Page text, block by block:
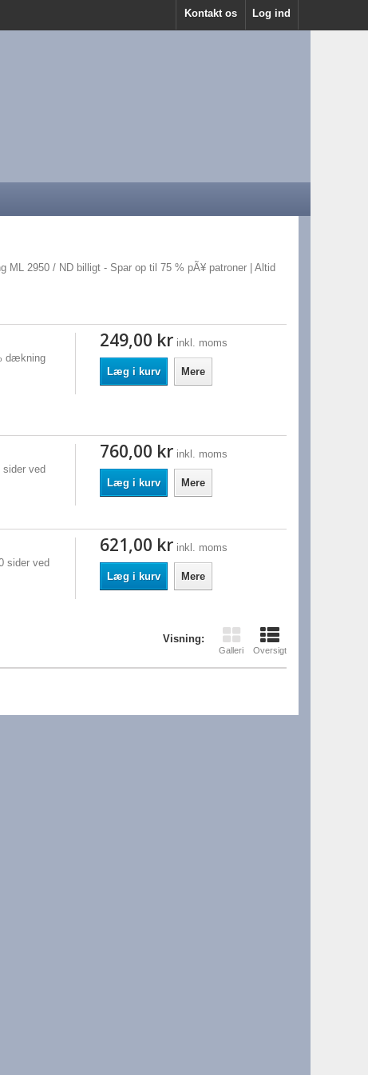
Log ind
Kontakt os
ML 2950 / ND billigt - Spar op til 75 % pÃ¥ patroner | Altid
dækning
249,00 kr inkl. moms
Læg i kurv Mere
sider ved
760,00 kr inkl. moms
Læg i kurv Mere
sider ved
621,00 kr inkl. moms
Læg i kurv Mere
Visning:
Galleri Oversigt